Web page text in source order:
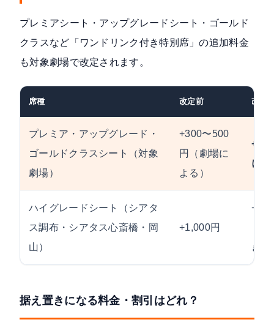
プレミアシート・アップグレードシート・ゴールド
クラスなど「ワンドリンク付き特別席」の追加料金
も対象劇場で改定されます。
席種 改定前 改定
プレミア・アップグレード・
ゴールドクラスシート（対象
劇場）
+300〜500
円（劇場に
よる）
に統
ハイグレードシート（シアタ
ス調布・シアタス心斎橋・岡
山）
+1,000円
き）
据え置きになる料金・割引はどれ？